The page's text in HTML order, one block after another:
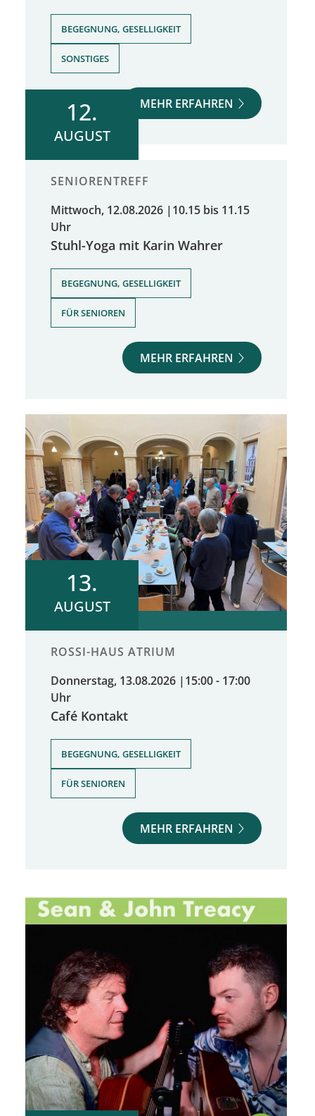
BEGEGNUNG, GESELLIGKEIT
SONSTIGES
MEHR ERFAHREN
12.
AUGUST
SENIORENTREFF
Mittwoch, 12.08.2026 | 10.15 bis 11.15
Uhr
Stuhl-Yoga mit Karin Wahrer
BEGEGNUNG, GESELLIGKEIT
FÜR SENIOREN
MEHR ERFAHREN
13.
AUGUST
ROSSI-HAUS ATRIUM
Donnerstag, 13.08.2026 | 15:00 - 17:00
Uhr
Café Kontakt
BEGEGNUNG, GESELLIGKEIT
FÜR SENIOREN
MEHR ERFAHREN